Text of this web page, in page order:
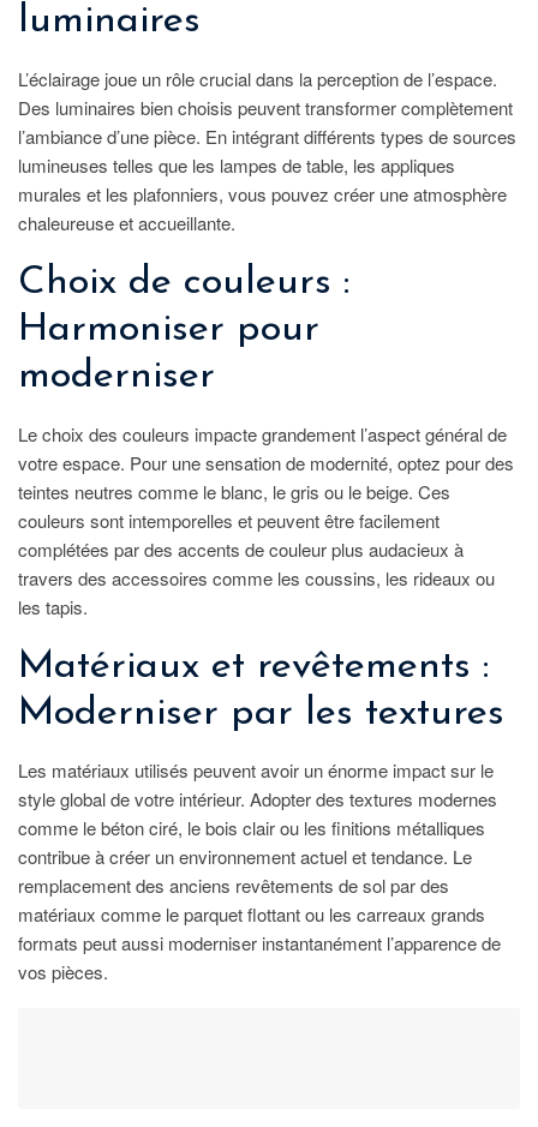
luminaires
L’éclairage joue un rôle crucial dans la perception de l’espace.
Des luminaires bien choisis peuvent transformer complètement
l’ambiance d’une pièce. En intégrant différents types de sources
lumineuses telles que les lampes de table, les appliques
murales et les plafonniers, vous pouvez créer une atmosphère
chaleureuse et accueillante.
Choix de couleurs :
Harmoniser pour
moderniser
Le choix des couleurs impacte grandement l’aspect général de
votre espace. Pour une sensation de modernité, optez pour des
teintes neutres comme le blanc, le gris ou le beige. Ces
couleurs sont intemporelles et peuvent être facilement
complétées par des accents de couleur plus audacieux à
travers des accessoires comme les coussins, les rideaux ou
les tapis.
Matériaux et revêtements :
Moderniser par les textures
Les matériaux utilisés peuvent avoir un énorme impact sur le
style global de votre intérieur. Adopter des textures modernes
comme le béton ciré, le bois clair ou les finitions métalliques
contribue à créer un environnement actuel et tendance. Le
remplacement des anciens revêtements de sol par des
matériaux comme le parquet flottant ou les carreaux grands
formats peut aussi moderniser instantanément l’apparence de
vos pièces.